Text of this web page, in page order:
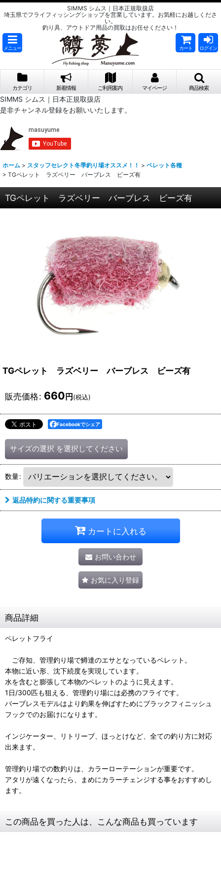
SIMMS シムス｜日本正規取扱店
埼玉県でフライフィッシングショップを営業しています。お気軽にお越しくださ
い。
釣り具、アウトドア用品の買取はお任せください！
メニュー カート ログイン
カテゴリ 新着情報 ご利用案内 マイページ 商品検索
SIMMS シムス｜日本正規取扱店
是非チャンネル登録をお願いいたします。
ホーム > スタッフセレクト冬季釣り場オススメ！！ > ペレット各種
> TGペレット ラズベリー バーブレス ビーズ有
TGペレット ラズベリー バーブレス ビーズ有
TGペレット ラズベリー バーブレス ビーズ有
販売価格: 660 円 (税込)
Facebookでシェア
サイズの選択 を選択してください
数量:
返品特約に関する重要事項
カートに入れる
お問い合わせ
お気に入り登録
商品詳細
ペレットフライ
ご存知、管理釣り場で鱒達のエサとなっているペレット。
本物に近い形、沈下続度を実現しています。
水を含むと膨張して本物のペレットのように見えます。
1日/300匹も狙える、管理釣り場には必携のフライです。
バーブレスモデルはより釣果を伸ばすためにブラックフィニッシュ
フックでのお届けになります。
インジケーター、リトリーブ、ほっとけなど、全ての釣り方に対応
出来ます。
管理釣り場での数釣りは、カラーローテーションが重要です。
アタリが遠くなったら、まめにカラーチェンジする事をおすすめし
ます。
この商品を買った人は、こんな商品も買っています